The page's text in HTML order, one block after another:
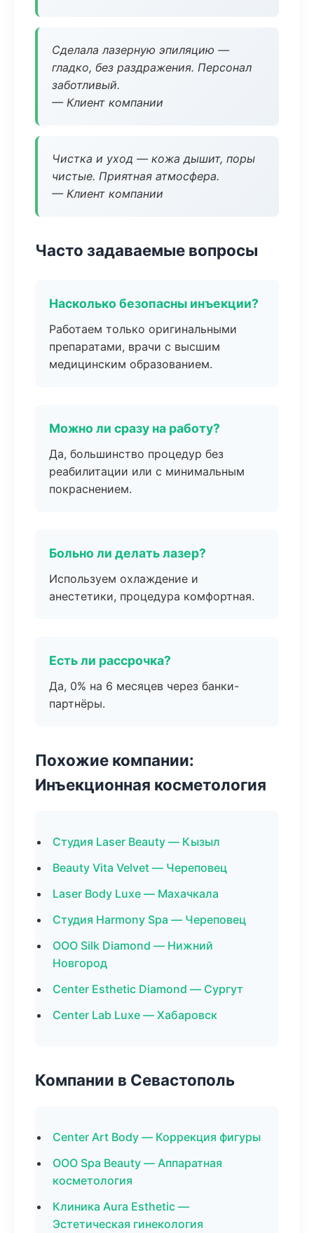
Сделала лазерную эпиляцию —
гладко, без раздражения. Персонал
заботливый.
— Клиент компании
Чистка и уход — кожа дышит, поры
чистые. Приятная атмосфера.
— Клиент компании
Часто задаваемые вопросы
Насколько безопасны инъекции?
Работаем только оригинальными
препаратами, врачи с высшим
медицинским образованием.
Можно ли сразу на работу?
Да, большинство процедур без
реабилитации или с минимальным
покраснением.
Больно ли делать лазер?
Используем охлаждение и
анестетики, процедура комфортная.
Есть ли рассрочка?
Да, 0% на 6 месяцев через банки-
партнёры.
Похожие компании:
Инъекционная косметология
Студия Laser Beauty — Кызыл
Beauty Vita Velvet — Череповец
Laser Body Luxe — Махачкала
Студия Harmony Spa — Череповец
ООО Silk Diamond — Нижний
Новгород
Center Esthetic Diamond — Сургут
Center Lab Luxe — Хабаровск
Компании в Севастополь
Center Art Body — Коррекция фигуры
ООО Spa Beauty — Аппаратная
косметология
Клиника Aura Esthetic —
Эстетическая гинекология